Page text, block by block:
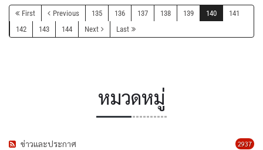
First Previous 135 136 137 138 139 140
141
142
143 144 Next Last
หมวดหมู่
2937
ข่าวและประกาศ